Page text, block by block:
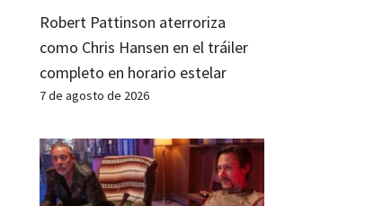
Robert Pattinson aterroriza
como Chris Hansen en el tráiler
completo en horario estelar
7 de agosto de 2026